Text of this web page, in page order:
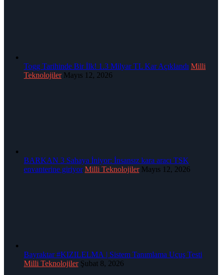
Togg Tarihinde Bir İlk! 1.3 Milyar TL Kar Açıklandı Milli
Teknolojiler Mayıs 12, 2026
BARKAN 3 Sahaya İniyor: İnsansız kara aracı TSK
envanterine giriyor Milli Teknolojiler Mayıs 12, 2026
Bayraktar #KIZILELMA | Sistem Tanımlama Uçuş Testi
Milli Teknolojiler Şubat 8, 2026